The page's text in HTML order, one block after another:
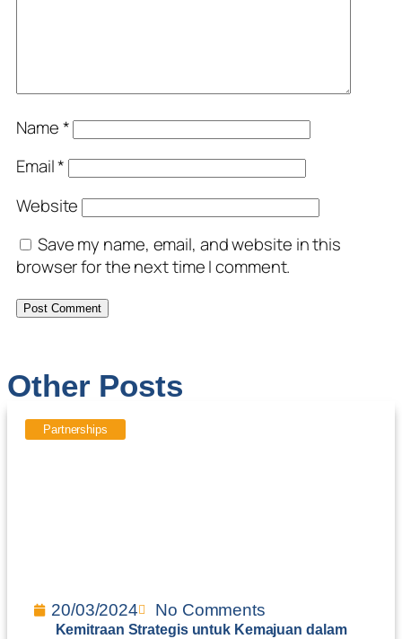
Name*
Email*
Website
Save my name, email, and website in this
browser for the next time I comment.
Other Posts
Partnerships
20/03/2024 No Comments
Kemitraan Strategis untuk Kemajuan dalam